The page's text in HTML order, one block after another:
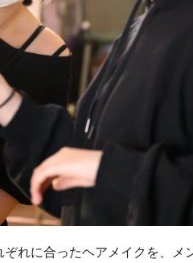
れに合ったヘアメイクを、メ